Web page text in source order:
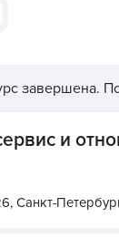
завершена.
и
Санкт-